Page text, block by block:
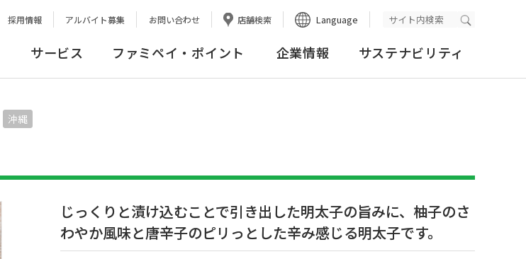
採用情報 アルバイト募集 お問い合わせ 店舗検索 Language 検索実行
サービス ファミペイ・ポイント 企業情報 サステナビリティ
沖縄
じっくりと漬け込むことで引き出した明太子の旨みに、柚子のさ
わやか風味と唐辛子のピリっとした辛み感じる明太子です。